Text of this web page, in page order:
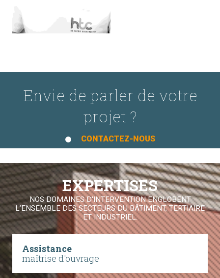
Envie de parler de votre
projet ?
CONTACTEZ-NOUS
EXPERTISES
NOS DOMAINES D'INTERVENTION ENGLOBENT
L’ENSEMBLE DES SECTEURS DU BÂTIMENT, TERTIAIRE
ET INDUSTRIEL.
Assistance
maîtrise d'ouvrage